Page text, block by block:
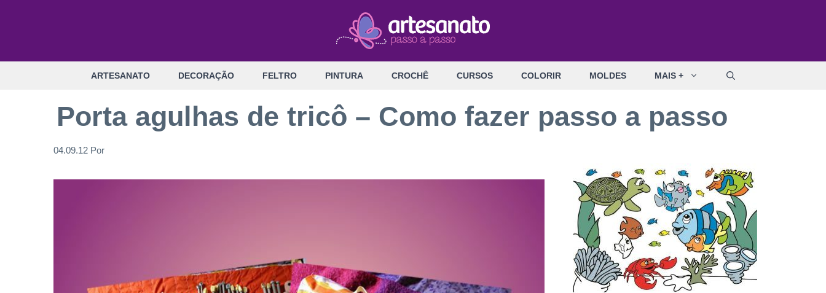
ARTESANATO DECORAÇÃO FELTRO PINTURA CROCHÊ CURSOS COLORIR MOLDES MAIS +
Porta agulhas de tricô – Como fazer passo a passo
04.09.12 Por